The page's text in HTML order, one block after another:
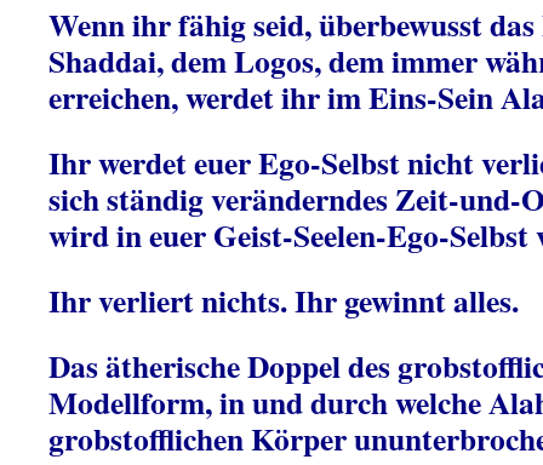
Wenn ihr fähig seid, überbewusst
Shaddai, dem Logos, dem immer
erreichen, werdet ihr im Eins-Sein
Ihr werdet euer Ego-Selbst nicht
sich ständig veränderndes Zeit-und-
wird in euer Geist-Seelen-Ego-Selbst
Ihr verliert nichts. Ihr gewinnt alles.
Das ätherische Doppel des
Modellform, in und durch welche
grobstofflichen Körper